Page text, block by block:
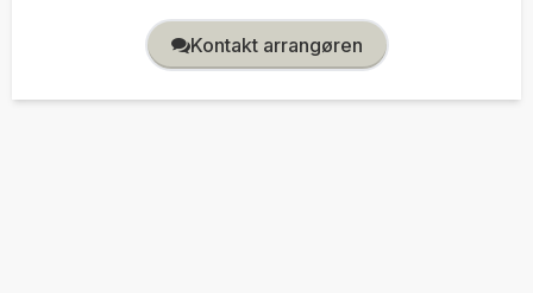
Kontakt arrangøren